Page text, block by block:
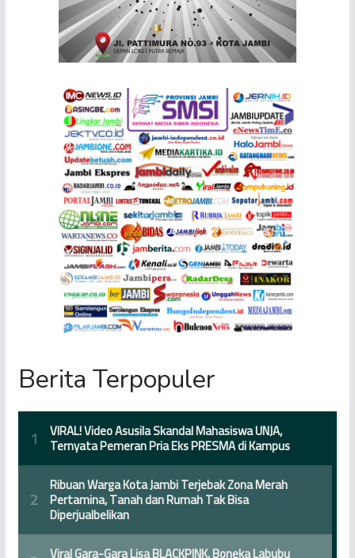
Berita Terpopuler